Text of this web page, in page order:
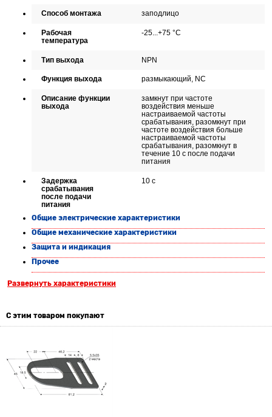
Способ монтажа заподлицо
Рабочая
температура
-25...+75 °C
Тип выхода NPN
Функция выхода размыкающий, NC
Описание функции
выхода
замкнут при частоте
воздействия меньше
настраиваемой частоты
срабатывания, разомкнут при
частоте воздействия больше
настраиваемой частоты
срабатывания, разомкнут в
течение 10 с после подачи
питания
Задержка
срабатывания
после подачи
питания
10 с
Общие электрические характеристики
Общие механические характеристики
Защита и индикация
Прочее
Развернуть характеристики
С этим товаром покупают